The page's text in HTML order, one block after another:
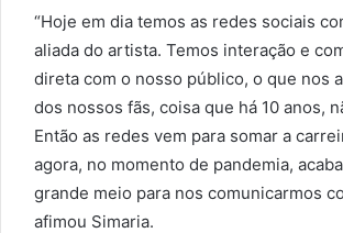
“Hoje em dia temos as redes sociais
aliada do artista. Temos interação e
direta com o nosso público, o que nos
dos nossos fãs, coisa que há 10 anos,
Então as redes vem para somar a
agora, no momento de pandemia,
grande meio para nos comunicarmos
afimou Simaria.